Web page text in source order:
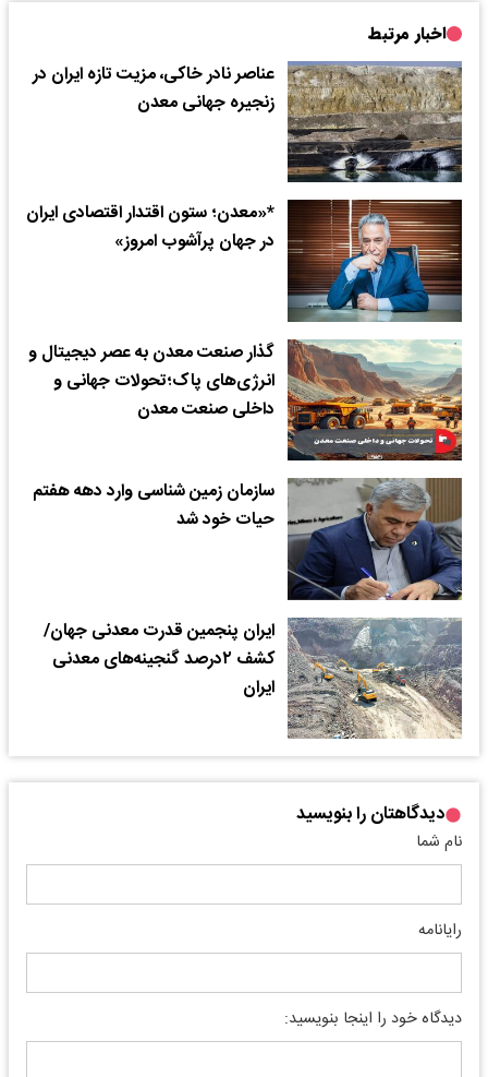
اخبار مرتبط
عناصر نادر خاکی، مزیت تازه ایران در
زنجیره جهانی معدن
*«معدن؛ ستون اقتدار اقتصادی ایران
در جهان پرآشوب امروز»
گذار صنعت معدن به عصر دیجیتال و
انرژی‌های پاک؛تحولات جهانی و
داخلی صنعت معدن
سازمان زمین شناسی وارد دهه هفتم
حیات خود شد
ایران پنجمین قدرت معدنی جهان/
کشف ۲درصد گنجینه‌های معدنی
ایران
دیدگاهتان را بنویسید
نام شما
رایانامه
دیدگاه خود را اینجا بنویسید: